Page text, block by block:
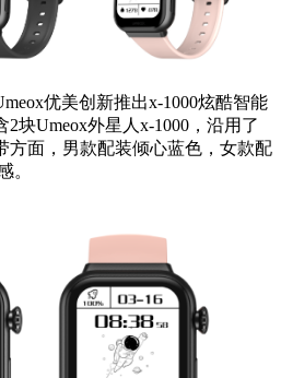
优美创新推出x-1000炫酷智能
块Umeox外星人x-1000，沿用了
方面，男款配装倾心蓝色，女款配
。